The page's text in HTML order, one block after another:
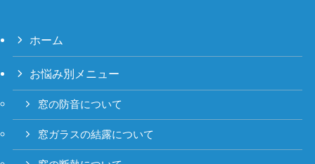
ホーム
お悩み別メニュー
窓の防音について
窓ガラスの結露について